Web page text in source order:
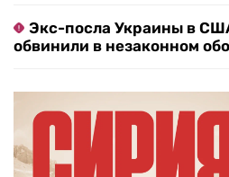
Экс-посла Украины в
обвинили в незаконном